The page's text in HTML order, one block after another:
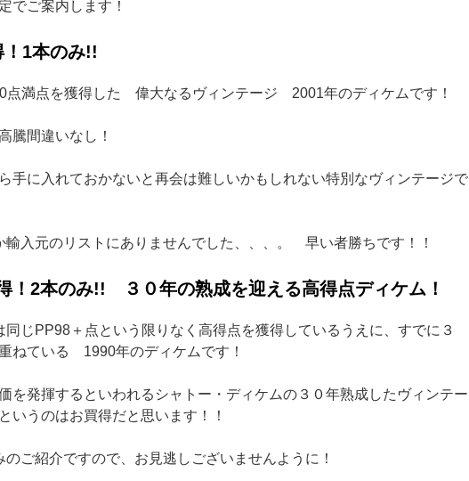
でご案内します！
！1本のみ!!
点満点を獲得した 偉大なるヴィンテージ 2001年のディケムです！
騰間違いなし！
手に入れておかないと再会は難しいかもしれない特別なヴィンテージで
輸入元のリストにありませんでした、、、。 早い者勝ちです！！
！2本のみ!! ３０年の熟成を迎える高得点ディケム！
同じPP98＋点という限りなく高得点を獲得しているうえに、すでに３
重ねている 1990年のディケムです！
を発揮するといわれるシャトー・ディケムの３０年熟成したヴィンテー
いうのはお買得だと思います！！
のご紹介ですので、お見逃しございませんように！